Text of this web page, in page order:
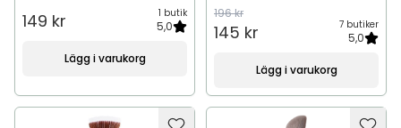
149 kr 1 butik
5,0
Lägg i varukorg
196 kr
145 kr 7 butiker
5,0
Lägg i varukorg